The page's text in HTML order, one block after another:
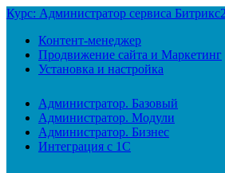
Курс: Администратор сервиса
Контент-менеджер
Продвижение сайта и Маркетинг
Установка и настройка
Администратор. Базовый
Администратор. Модули
Администратор. Бизнес
Интеграция с 1С